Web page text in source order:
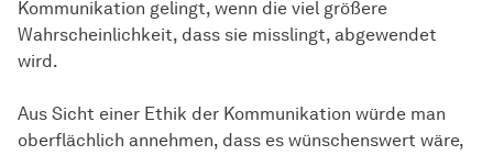
Kommunikation gelingt, wenn die viel größere
Wahrscheinlichkeit, dass sie misslingt, abgewendet
wird.
Aus Sicht einer Ethik der Kommunikation würde man
oberflächlich annehmen, dass es wünschenswert wäre,